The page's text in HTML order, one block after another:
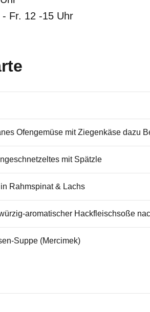
Fr. 12 -15 Uhr
Ofengemüse mit Ziegenkäse dazu
mit Spätzle
Rahmspinat & Lachs
aromatischer Hackfleischsoße
Suppe (Mercimek)